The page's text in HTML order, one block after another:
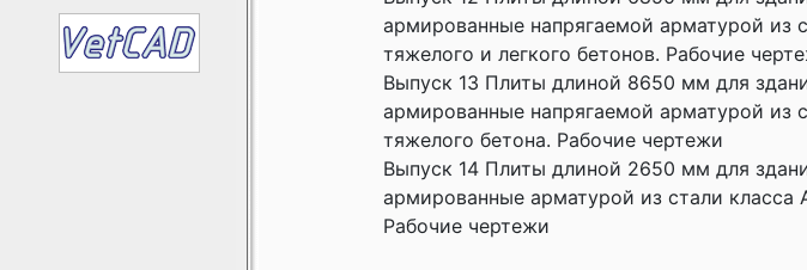
армированные напрягаемой арматурой из
тяжелого и легкого бетонов. Рабочие
Выпуск 13 Плиты длиной 8650 мм для
армированные напрягаемой арматурой из
тяжелого бетона. Рабочие чертежи
Выпуск 14 Плиты длиной 2650 мм для
армированные арматурой из стали класса
Рабочие чертежи